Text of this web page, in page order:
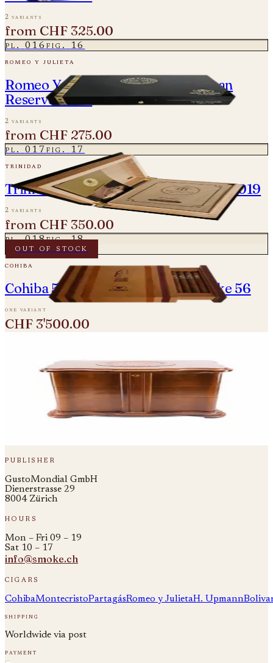
2 variants
from CHF 325.00
pl. 016fig. 16
romeo y julieta
Romeo Y Julieta Wide Churchill Gran
Reserva 2009
2 variants
from CHF 275.00
pl. 017fig. 17
trinidad
Trinidad Casilda Colección Habanos 2019
2 variants
from CHF 350.00
pl. 018fig. 18
out of stock
cohiba
Cohiba 50 Aniversario - BHK Behike 56
one variant
CHF 3'500.00
Partagas 155 Aniversario Humidor -
Salomones - Einzelne Zigarre
publisher
GustoMondial GmbH
Dienerstrasse 29
8004 Zürich
hours
Mon – Fri 09 – 19
Sat 10 – 17
info@smoke.ch
cigars
CohibaMontecristoPartagásRomeo y JulietaH. Upmann
shipping
Worldwide via post
payment